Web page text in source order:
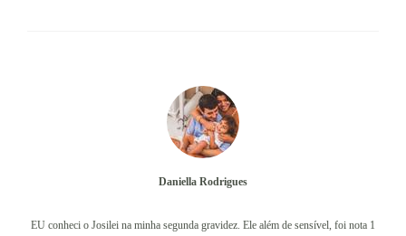
EU conheci o Josilei na minha segunda gravidez. Ele além de sensível, foi nota 1
Daniella Rodrigues